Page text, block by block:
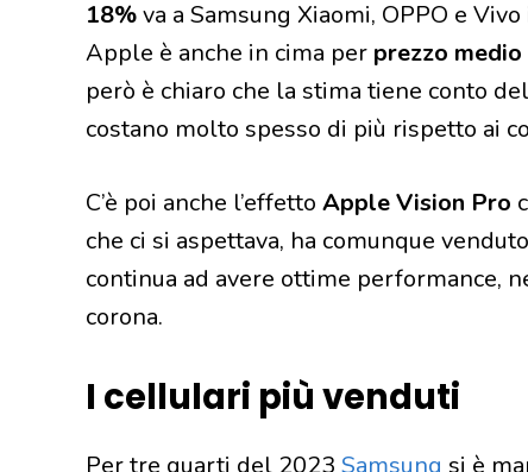
18%va a Samsung Xiaomi, OPPO e
Apple è anche in cima per prezzo
però è chiaro che la stima tiene conto
costano molto spesso di più rispetto ai
C’è poi anche l’effetto Apple Vision Pro
che ci si aspettava, ha comunque
continua ad avere ottime performance,
corona.
I cellulari più venduti
Per tre quarti del 2023 Samsung si è